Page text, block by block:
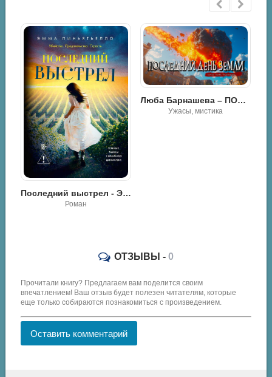
Последний выстрел - Эмма Пиньятьелло
Роман
Люба Барнашева – ПОСЛЕДНИЙ ДЕНЬ ЗЕМЛИ
Ужасы, мистика
ОТЗЫВЫ - 0
Прочитали книгу? Предлагаем вам поделится своим
впечатлением! Ваш отзыв будет полезен читателям, которые
еще только собираются познакомиться с произведением.
Оставить комментарий